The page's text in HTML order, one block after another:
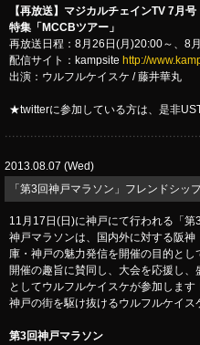
【再放送】マジカルチェインTV 7月号
特集「MCCBツアー」
再放送日程：8月26日(月)20:00～、8
配信サイト：kampsite http://
出演：ウルフルケイスケ / 藤井華丸
★twitterに参加している方は、是非
2013.08.07 (Wed)
「第3回神戸マラソン」フレンドシッ
11月17日(日)に神戸にて行われる「第
神戸マラソンは、国内外に対する阪
庫・神戸の魅力発信を開催の目的とし
開催の趣旨に賛同し、大会を応援し、
としてウルフルケイスケが参加します
神戸の街を駆け抜けるウルフルケイス
第3回神戸マラソン